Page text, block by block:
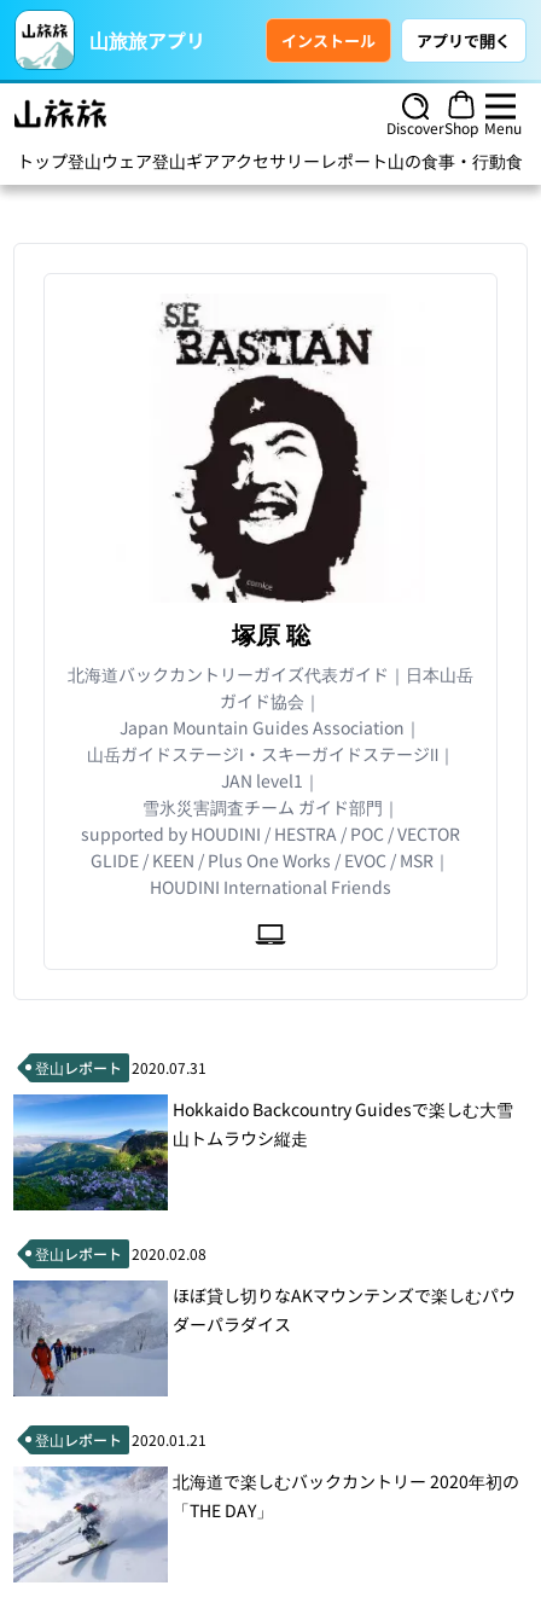
山旅旅アプリ インストール アプリで開く
DiscoverShop Menu
トップ登山ウェア登山ギアアクセサリー レポート山の食事・行動食
塚原 聡
北海道バックカントリーガイズ代表ガイド｜日本山岳
ガイド協会｜
Japan Mountain Guides Association｜
山岳ガイドステージⅠ・スキーガイドステージⅡ｜
JAN level1｜
雪氷災害調査チーム ガイド部門｜
supported by HOUDINI / HESTRA / POC / VECTOR
GLIDE / KEEN / Plus One Works / EVOC / MSR｜
HOUDINI International Friends
登山レポート 2020.07.31
Hokkaido Backcountry Guidesで楽しむ大雪
山トムラウシ縦走
登山レポート 2020.02.08
ほぼ貸し切りなAKマウンテンズで楽しむパウ
ダーパラダイス
登山レポート 2020.01.21
北海道で楽しむバックカントリー 2020年初の
「THE DAY」